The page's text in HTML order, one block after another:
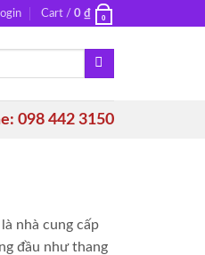
Cart / 0 ₫ 0
098 442 3150
nhà cung cấp
đầu như thang